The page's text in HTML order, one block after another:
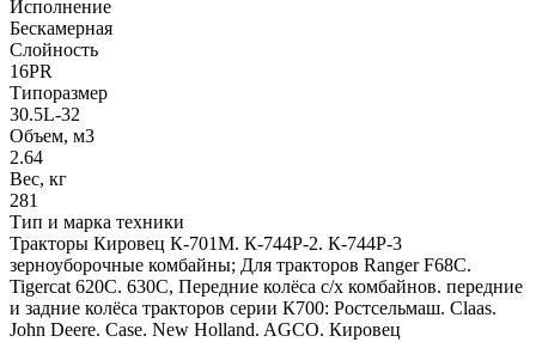
Исполнение
Бескамерная
Слойность
16PR
Типоразмер
30.5L-32
Объем, м3
2.64
Вес, кг
281
Тип и марка техники
Тракторы Кировец К-701М. К-744Р-2. К-744Р-3
зерноуборочные комбайны; Для тракторов Ranger F68C.
Tigercat 620C. 630C, Передние колёса с/х комбайнов. передние
и задние колёса тракторов серии К700: Ростсельмаш. Claas.
John Deere. Case. New Holland. AGCO. Кировец